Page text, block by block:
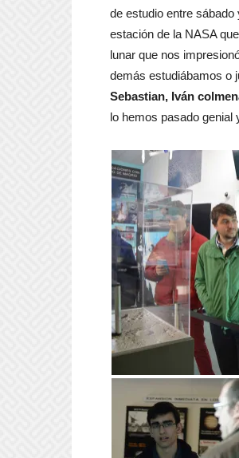
de estudio entre
estación de la NASA
lunar que nos
demás estudiábamos o
Sebastian, Iván
lo hemos pasado genial